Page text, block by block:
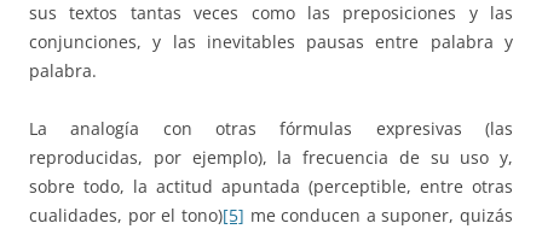
sus textos tantas veces como las preposiciones y las
conjunciones, y las inevitables pausas entre palabra y
palabra.
La analogía con otras fórmulas expresivas (las
reproducidas, por ejemplo), la frecuencia de su uso y,
sobre todo, la actitud apuntada (perceptible, entre otras
cualidades, por el tono)[5] me conducen a suponer, quizás